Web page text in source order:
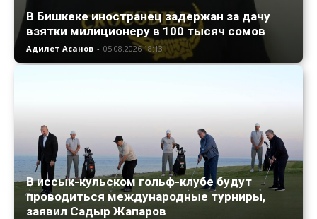
В Бишкеке иностранец задержан за дачу
взятки милиционеру в 100 тысяч сомов
Адилет Асанов - 05.08.2026 18:13
В иссык-кульском гольф-клубе будут
проводиться международные турниры,
заявил Садыр Жапаров